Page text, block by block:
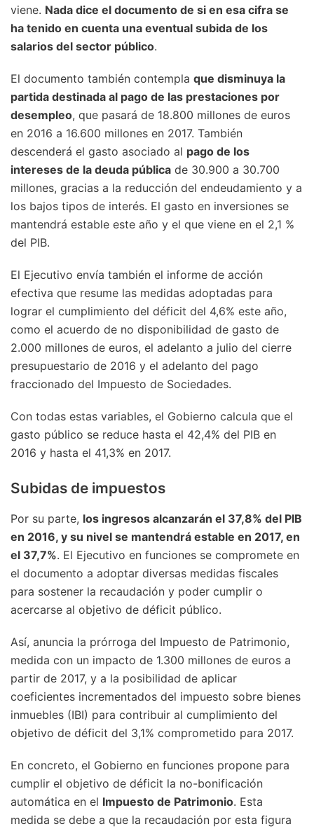
viene. Nada dice el documento de si en esa cifra se
ha tenido en cuenta una eventual subida de los
salarios del sector público.
El documento también contempla que disminuya la
partida destinada al pago de las prestaciones por
desempleo, que pasará de 18.800 millones de euros
en 2016 a 16.600 millones en 2017. También
descenderá el gasto asociado al pago de los
intereses de la deuda pública de 30.900 a 30.700
millones, gracias a la reducción del endeudamiento y a
los bajos tipos de interés. El gasto en inversiones se
mantendrá estable este año y el que viene en el 2,1 %
del PIB.
El Ejecutivo envía también el informe de acción
efectiva que resume las medidas adoptadas para
lograr el cumplimiento del déficit del 4,6% este año,
como el acuerdo de no disponibilidad de gasto de
2.000 millones de euros, el adelanto a julio del cierre
presupuestario de 2016 y el adelanto del pago
fraccionado del Impuesto de Sociedades.
Con todas estas variables, el Gobierno calcula que el
gasto público se reduce hasta el 42,4% del PIB en
2016 y hasta el 41,3% en 2017.
Subidas de impuestos
Por su parte, los ingresos alcanzarán el 37,8% del PIB
en 2016, y su nivel se mantendrá estable en 2017, en
el 37,7%. El Ejecutivo en funciones se compromete en
el documento a adoptar diversas medidas fiscales
para sostener la recaudación y poder cumplir o
acercarse al objetivo de déficit público.
Así, anuncia la prórroga del Impuesto de Patrimonio,
medida con un impacto de 1.300 millones de euros a
partir de 2017, y a la posibilidad de aplicar
coeficientes incrementados del impuesto sobre bienes
inmuebles (IBI) para contribuir al cumplimiento del
objetivo de déficit del 3,1% comprometido para 2017.
En concreto, el Gobierno en funciones propone para
cumplir el objetivo de déficit la no-bonificación
automática en el Impuesto de Patrimonio. Esta
medida se debe a que la recaudación por esta figura